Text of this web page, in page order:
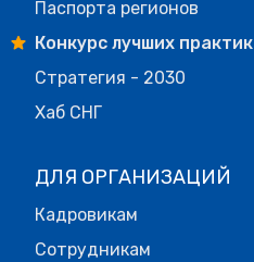
Паспорта регионов
Конкурс лучших практик
Стратегия - 2030
Хаб СНГ
ДЛЯ ОРГАНИЗАЦИЙ
Кадровикам
Сотрудникам